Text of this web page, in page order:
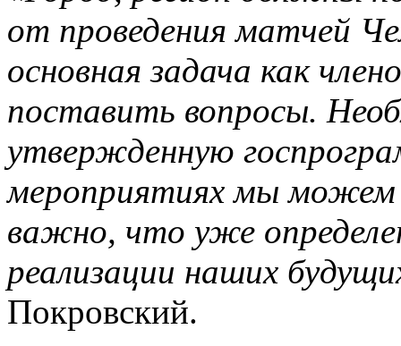
от проведения матчей
основная задача как
поставить вопросы.
утвержденную
мероприятиях мы можем
важно, что уже
реализации наших
Покровский.